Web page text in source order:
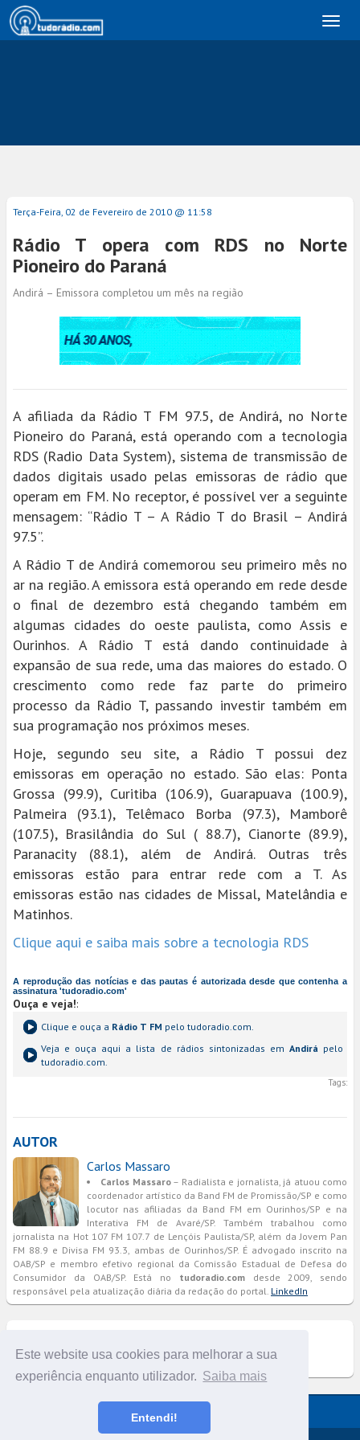
Este website usa cookies para melhorar a sua
experiência enquanto utilizador. Saiba mais
Entendi!
Terça-Feira, 02 de Fevereiro de 2010 @ 11:58
Rádio T opera com RDS no Norte
Pioneiro do Paraná
Andirá – Emissora completou um mês na região
A afiliada da Rádio T FM 97.5, de Andirá, no Norte
Pioneiro do Paraná, está operando com a tecnologia
RDS (Radio Data System), sistema de transmissão de
dados digitais usado pelas emissoras de rádio que
operam em FM. No receptor, é possível ver a seguinte
mensagem: “Rádio T – A Rádio T do Brasil – Andirá
97.5”.
A Rádio T de Andirá comemorou seu primeiro mês no
ar na região. A emissora está operando em rede desde
o final de dezembro está chegando também em
algumas cidades do oeste paulista, como Assis e
Ourinhos. A Rádio T está dando continuidade à
expansão de sua rede, uma das maiores do estado. O
crescimento como rede faz parte do primeiro
processo da Rádio T, passando investir também em
sua programação nos próximos meses.
Hoje, segundo seu site, a Rádio T possui dez
emissoras em operação no estado. São elas: Ponta
Grossa (99.9), Curitiba (106.9), Guarapuava (100.9),
Palmeira (93.1), Telêmaco Borba (97.3), Mamborê
(107.5), Brasilândia do Sul ( 88.7), Cianorte (89.9),
Paranacity (88.1), além de Andirá. Outras três
emissoras estão para entrar rede com a T. As
emissoras estão nas cidades de Missal, Matelândia e
Matinhos.
Clique aqui e saiba mais sobre a tecnologia RDS
A reprodução das notícias e das pautas é autorizada desde que contenha a
assinatura 'tudoradio.com'
Ouça e veja!:
Clique e ouça a Rádio T FM pelo tudoradio.com.
Veja e ouça aqui a lista de rádios sintonizadas em Andirá pelo
tudoradio.com.
Tags:
AUTOR
Carlos Massaro
Carlos Massaro– Radialista e jornalista, já atuou como
coordenador artístico da Band FM de Promissão/SP e como
locutor nas afiliadas da Band FM em Ourinhos/SP e na
Interativa FM de Avaré/SP. Também trabalhou como
jornalista na Hot 107 FM 107.7 de Lençóis Paulista/SP, além da Jovem Pan
FM 88.9 e Divisa FM 93.3, ambas de Ourinhos/SP. É advogado inscrito na
OAB/SP e membro efetivo regional da Comissão Estadual de Defesa do
Consumidor da OAB/SP. Está no tudoradio.comdesde 2009, sendo
responsável pela atualização diária da redação do portal. LinkedIn
Versão completa do portal